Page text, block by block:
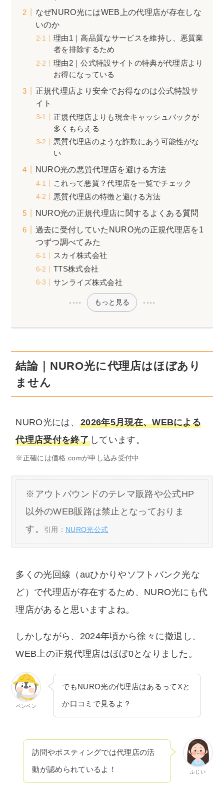
なぜNURO光にはWEB上の代理店が存在しな
いのか
理由1｜高品質なサービスを維持し、悪質業
者を排除するため
理由2｜公式特設サイトの特典が代理店より
お得になっている
正規代理店より安全でお得なのは公式特設サ
イト
正規代理店よりも現金キャッシュバックが
多くもらえる
悪質代理店のような詐欺にあう可能性がな
い
NURO光の悪質代理店を避ける方法
これって悪質？代理店を一覧でチェック
悪質代理店の特徴と避ける方法
NURO光の正規代理店に関するよくある質問
過去に受付していたNURO光の正規代理店を1
つずつ調べてみた
スカイ株式会社
TTS株式会社
サンライズ株式会社
もっと見る
結論｜NURO光に代理店はほぼあり
ません
NURO光には、 2026年5月現在、WEBによる
代理店受付を終了しています。
※正確には価格.comが申し込み受付中
※アウトバウンドのテレマ販路や公式HP
以外のWEB販路は禁止となっておりま
す。
引用： NURO光公式
多くの光回線（auひかりやソフトバンク光な
ど）で代理店が存在するため、NURO光にも代
理店があると思いますよね。
しかしながら、2024年頃から徐々に撤退し、
WEB上の正規代理店はほぼ0となりました。
ペンペン
でもNURO光の代理店はあるってXと
か口コミで見るよ？
ふじい
訪問やポスティングでは代理店の活
動が認められているよ！